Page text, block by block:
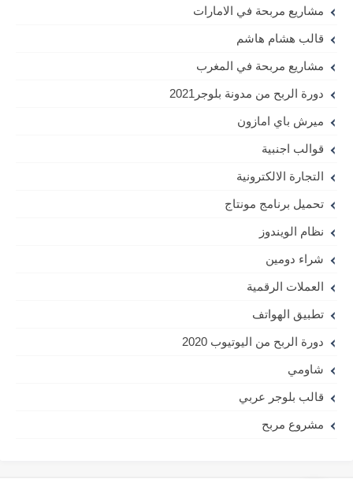
مشاريع مربحة في الامارات
قالب هشام هاشم
مشاريع مربحة في المغرب
دورة الربح من مدونة بلوجر2021
ميرش باي امازون
قوالب اجنبية
التجارة الالكترونية
تحميل برنامج مونتاج
نظام الويندوز
شراء دومين
العملات الرقمية
تطبيق الهواتف
دورة الربح من اليوتيوب 2020
شاومي
قالب بلوجر عربي
مشروع مربح